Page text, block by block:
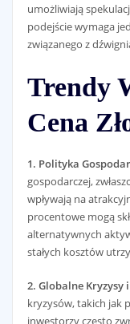
umożliwiają
podejście wymaga
związanego z
Trendy
Cena
1. Polityka
gospodarczej,
wpływają na
procentowe mogą
alternatywnych
stałych kosztów
2. Globalne Kryzysy
kryzysów, takich jak
inwestorzy często